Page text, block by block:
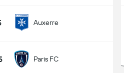
Auxerre
Paris FC